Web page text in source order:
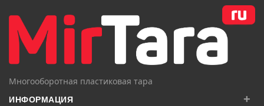
Многооборотная пластиковая тара
ИНФОРМАЦИЯ +